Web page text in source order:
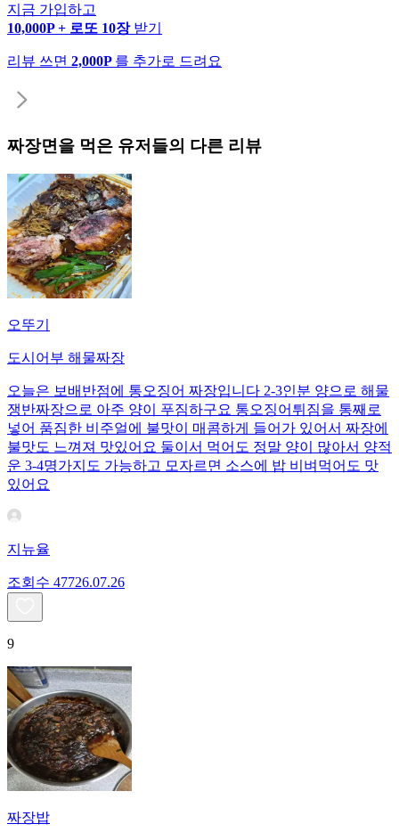
지금 가입하고
10,000P + 로또 10장 받기
리뷰 쓰면 2,000P 를 추가로 드려요
짜장면 을 먹은 유저들의 다른 리뷰
오뚜기
도시어부 해물짜장
오늘은 보배반점에 통오징어 짜장입니다 2-3인분 양으로 해물
쟁반짜장으로 아주 양이 푸짐하구요 통오징어튀짐을 통째로
넣어 품짐한 비주얼에 불맛이 매콤하게 들어가 있어서 짜장에
불맛도 느껴져 맛있어요 둘이서 먹어도 정말 양이 많아서 양적
운 3-4명가지도 가능하고 모자르면 소스에 밥 비벼먹어도 맛
있어요
지뉴율
조회수 47726.07.26
9
짜장밥